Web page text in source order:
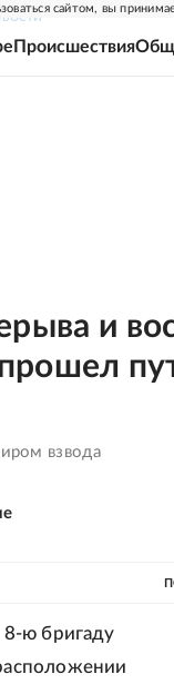
сайтом, вы
Происшествия
и
взвода
8-ю бригаду